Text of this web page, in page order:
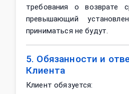
требования о возврате
превышающий
приниматься не будут.
5. Обязанности и
Клиента
Клиент обязуется: